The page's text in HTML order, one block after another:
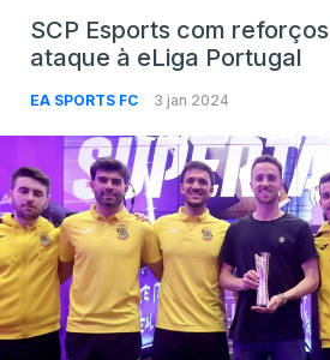
SCP Esports com
ataque à eLiga Portugal
EA SPORTS FC 3 jan 2024